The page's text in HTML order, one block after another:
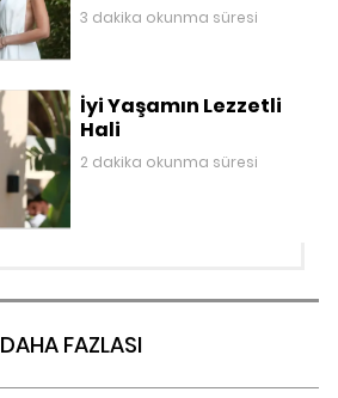
3 dakika okunma süresi
İyi Yaşamın Lezzetli
Hali
2 dakika okunma süresi
DAHA FAZLASI